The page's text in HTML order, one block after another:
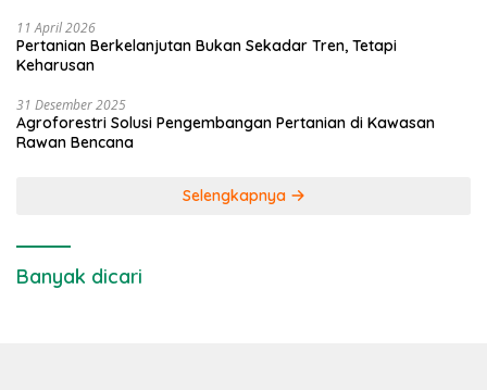
11 April 2026
Pertanian Berkelanjutan Bukan Sekadar Tren, Tetapi
Keharusan
31 Desember 2025
Agroforestri Solusi Pengembangan Pertanian di Kawasan
Rawan Bencana
Selengkapnya
Banyak dicari